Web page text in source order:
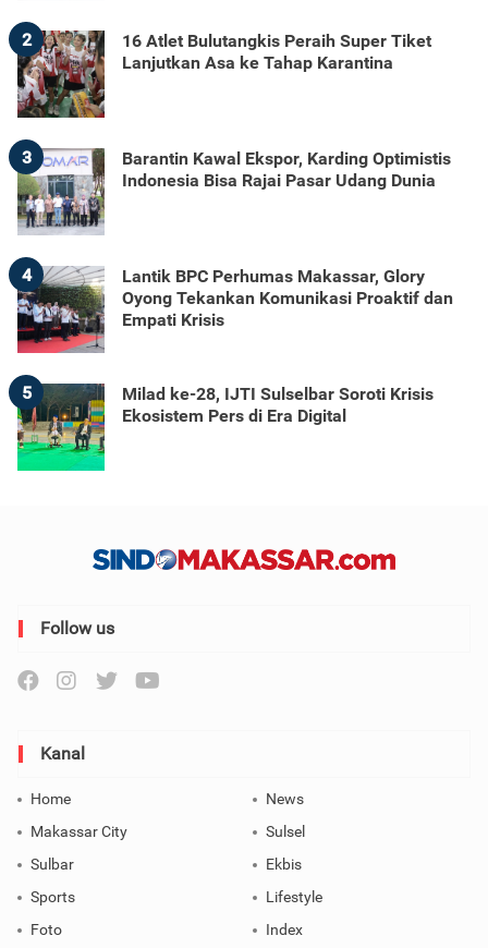
2
16 Atlet Bulutangkis Peraih Super Tiket
Lanjutkan Asa ke Tahap Karantina
3
Barantin Kawal Ekspor, Karding Optimistis
Indonesia Bisa Rajai Pasar Udang Dunia
4
Lantik BPC Perhumas Makassar, Glory
Oyong Tekankan Komunikasi Proaktif dan
Empati Krisis
5
Milad ke-28, IJTI Sulselbar Soroti Krisis
Ekosistem Pers di Era Digital
Follow us
Kanal
Home
News
Makassar City
Sulsel
Sulbar
Ekbis
Sports
Lifestyle
Foto
Index